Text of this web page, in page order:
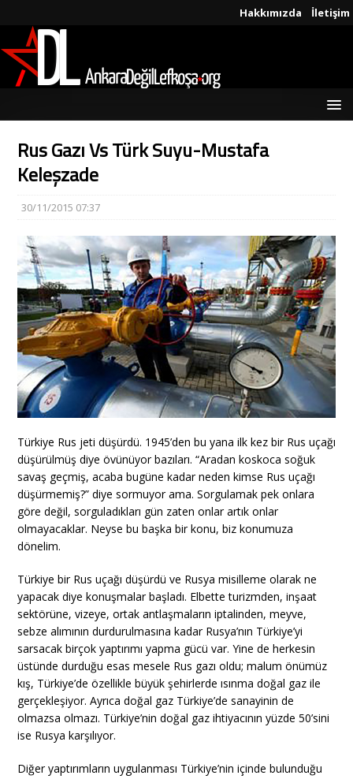
Hakkımızda İletişim
Rus Gazı Vs Türk Suyu-Mustafa
Keleşzade
30/11/2015 07:37
Türkiye Rus jeti düşürdü. 1945’den bu yana ilk kez bir Rus uçağı
düşürülmüş diye övünüyor bazıları. “Aradan koskoca soğuk
savaş geçmiş, acaba bugüne kadar neden kimse Rus uçağı
düşürmemiş?” diye sormuyor ama. Sorgulamak pek onlara
göre değil, sorguladıkları gün zaten onlar artık onlar
olmayacaklar. Neyse bu başka bir konu, biz konumuza
dönelim.
Türkiye bir Rus uçağı düşürdü ve Rusya misilleme olarak ne
yapacak diye konuşmalar başladı. Elbette turizmden, inşaat
sektörüne, vizeye, ortak antlaşmaların iptalinden, meyve,
sebze alımının durdurulmasına kadar Rusya’nın Türkiye’yi
sarsacak birçok yaptırımı yapma gücü var. Yine de herkesin
üstünde durduğu esas mesele Rus gazı oldu; malum önümüz
kış, Türkiye’de özellikle büyük şehirlerde ısınma doğal gaz ile
gerçekleşiyor. Ayrıca doğal gaz Türkiye’de sanayinin de
olmazsa olmazı. Türkiye’nin doğal gaz ihtiyacının yüzde 50’sini
ise Rusya karşılıyor.
Diğer yaptırımların uygulanması Türkiye’nin içinde bulunduğu